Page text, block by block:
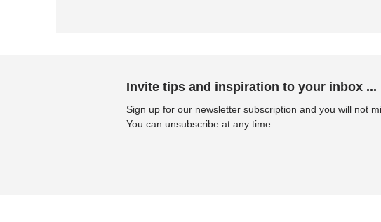
Invite tips and inspiration to your inbox ...
Sign up for our newsletter subscription and you will not
You can unsubscribe at any time.